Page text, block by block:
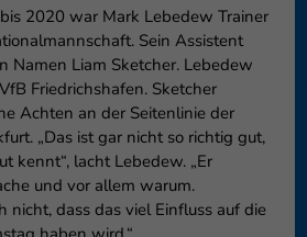
2020 war Mark Lebedew Trainer
Sein Assistent
Namen Liam Sketcher. Lebedew
Friedrichshafen. Sketcher
Achten an der Seitenlinie der
„Das ist gar nicht so richtig gut,
kennt“, lacht Lebedew. „Er
und vor allem warum.
nicht, dass das viel Einfluss auf die
grundlegende Funktionen und sind für
Website erforderlich.
Informationen anzeigen
und Social-Media-Plattformen werden
Cookies von externen Medien akzeptiert
diese Inhalte keiner manuellen